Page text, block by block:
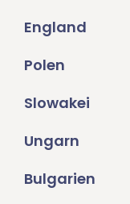
England
Polen
Slowakei
Ungarn
Bulgarien